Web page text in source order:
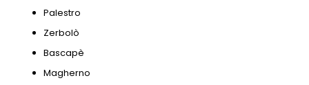
Palestro
Zerbolò
Bascapè
Magherno